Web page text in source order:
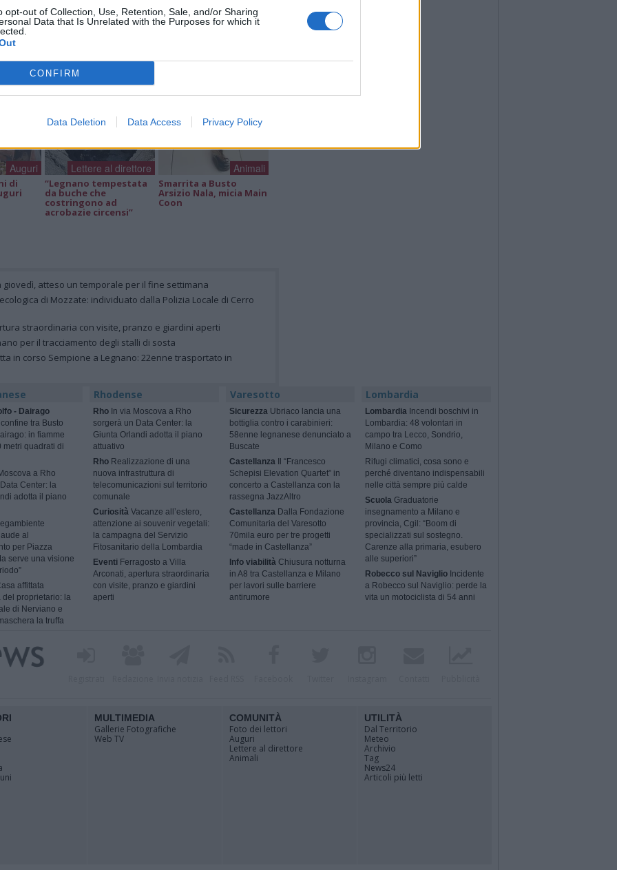
opt-out of Collection, Use, Retention, Sale, and/or Sharing
Data that Is Unrelated with the Purposes for which it
CONFIRM
Data Deletion Data Access Privacy Policy
non va in ferie: ogni
per te
propone un appuntamento diverso ogni sera, tra
laboratori creativi, sfide musicali e burraco
Auguri
di
Lettere al direttore
“Legnano tempestata
da buche che
costringono ad
acrobazie circensi”
Animali
Smarrita a Busto
Arsizio Nala, micia Main
Coon
atteso un temporale per il fine settimana
di Mozzate: individuato dalla Polizia Locale di Cerro
straordinaria con visite, pranzo e giardini aperti
per il tracciamento degli stalli di sosta
in corso Sempione a Legnano: 22enne trasportato in
- Dairago
tra Busto
in fiamme
metri quadrati di
a Rho
Center: la
adotta il piano
al
per Piazza
serve una visione
affittata
del proprietario: la
di Nerviano e
la truffa
Rhodense
Rho In via Moscova a Rho
sorgerà un Data Center: la
Giunta Orlandi adotta il piano
attuativo
Rho Realizzazione di una
nuova infrastruttura di
telecomunicazioni sul territorio
comunale
Curiosità Vacanze all’estero,
attenzione ai souvenir vegetali:
la campagna del Servizio
Fitosanitario della Lombardia
Eventi Ferragosto a Villa
Arconati, apertura straordinaria
con visite, pranzo e giardini
aperti
Varesotto
SicurezzaUbriaco lancia una
bottiglia contro i carabinieri:
58enne legnanese denunciato a
Buscate
CastellanzaIl “Francesco
Schepisi Elevation Quartet” in
concerto a Castellanza con la
rassegna JazzAltro
CastellanzaDalla Fondazione
Comunitaria del Varesotto
70mila euro per tre progetti
“made in Castellanza”
Info viabilitàChiusura notturna
in A8 tra Castellanza e Milano
per lavori sulle barriere
antirumore
Lombardia
Lombardia Incendi boschivi in
Lombardia: 48 volontari in
campo tra Lecco, Sondrio,
Milano e Como
Rifugi climatici, cosa sono e
perché diventano indispensabili
nelle città sempre più calde
Scuola Graduatorie
insegnamento a Milano e
provincia, Cgil: “Boom di
specializzati sul sostegno.
Carenze alla primaria, esubero
alle superiori”
Robecco sul Naviglio Incidente
a Robecco sul Naviglio: perde la
vita un motociclista di 54 anni
MULTIMEDIA
Gallerie Fotografiche
Web TV
COMUNITÀ
Foto dei lettori
Auguri
Lettere al direttore
Animali
UTILITÀ
Dal Territorio
Meteo
Archivio
Tag
News24
Articoli più letti